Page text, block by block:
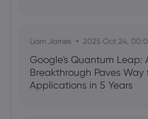
Liam James 2025 Oct 24,
Google's Quantum Leap:
Breakthrough Paves Way
Applications in 5 Years